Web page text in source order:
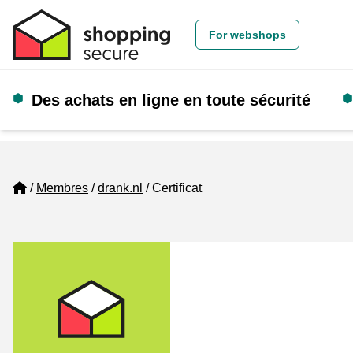
For webshops
Des achats en ligne en toute sécurité
Home
Membres drank.nl Certificat